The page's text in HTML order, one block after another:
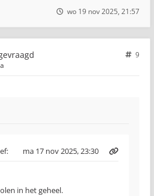
wo 19 nov 2025, 21:57
9
ma 17 nov 2025, 23:30
in het geheel.